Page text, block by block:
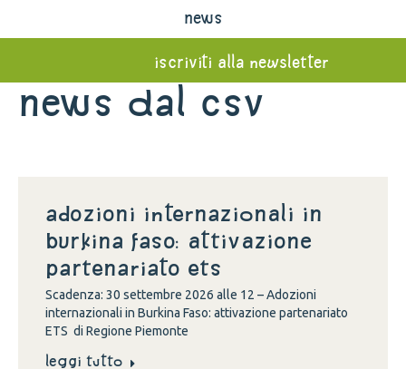
news
iscriviti alla newsletter
News dal Csv
Adozioni internazionali in
Burkina Faso: attivazione
partenariato ETS
Scadenza: 30 settembre 2026 alle 12 – Adozioni
internazionali in Burkina Faso: attivazione partenariato
ETS di Regione Piemonte
Leggi tutto